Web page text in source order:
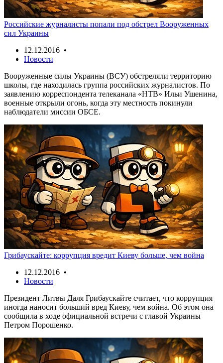
Российские журналисты попали под обстрел Вооруженных
сил Украины
12.12.2016 •
Новости
Вооруженные силы Украины (ВСУ) обстреляли территорию
школы, где находилась группа российских журналистов. По
заявлению корреспондента телеканала «НТВ» Ильи Ушенина,
военные открыли огонь, когда эту местность покинули
наблюдатели миссии ОБСЕ.
Грибаускайте: коррупция вредит Киеву больше, чем война
12.12.2016 •
Новости
Президент Литвы Даля Грибаускайте считает, что коррупция
иногда наносит больший вред Киеву, чем война. Об этом она
сообщила в ходе официальной встречи с главой Украины
Петром Порошенко.